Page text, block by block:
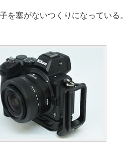
を塞がないつくりになっている。